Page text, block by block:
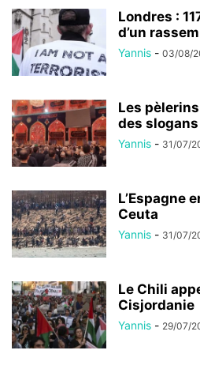
Londres :
d’un
Yannis - 03/08/
Les
des slogans
Yannis - 31/07/
L’Espagne
Ceuta
Yannis - 31/07/
Le Chili
Cisjordanie
Yannis - 29/07/